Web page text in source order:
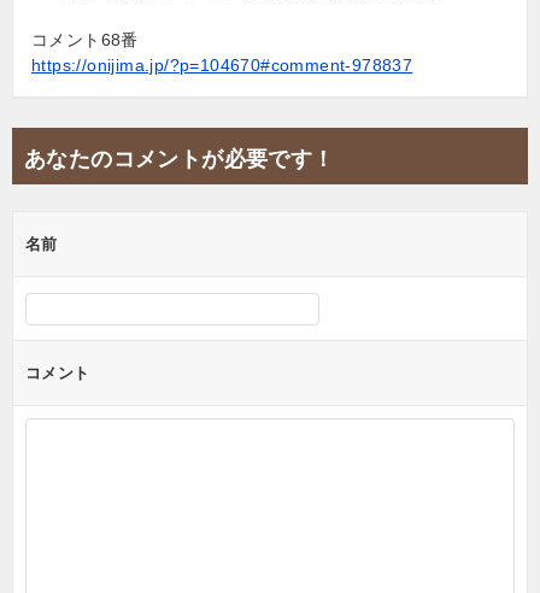
コメント68番
https://onijima.jp/?p=104670#comment-978837
あなたのコメントが必要です！
名前
コメント